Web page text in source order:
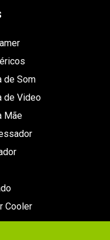
de Som
de Video
Mãe
Cooler